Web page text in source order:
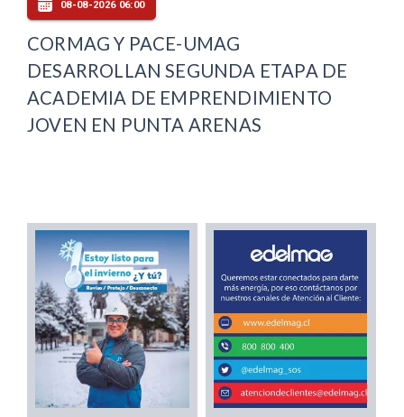
08-08-2026 06:00
CORMAG Y PACE-UMAG
DESARROLLAN SEGUNDA ETAPA DE
ACADEMIA DE EMPRENDIMIENTO
JOVEN EN PUNTA ARENAS